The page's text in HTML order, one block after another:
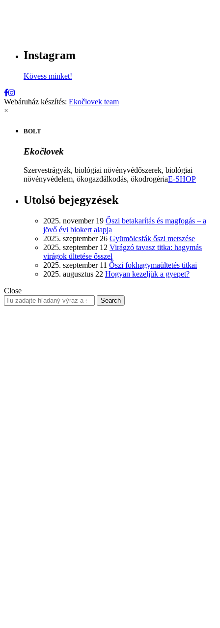
Instagram
Kövess minket!
Webáruház készítés: Ekočlovek team
×
BOLT
Ekočlovek
Szervestrágyák, biológiai növényvédőszerek, biológiai
növényvédelem, ökogazdálkodás, ökodrogériaE-SHOP
Utolsó bejegyzések
2025. november 19 Őszi betakarítás és magfogás – a
jövő évi biokert alapja
2025. szeptember 26 Gyümölcsfák őszi metszése
2025. szeptember 12 Virágzó tavasz titka: hagymás
virágok ültetése ősszel
2025. szeptember 11 Őszi fokhagymaültetés titkai
2025. augusztus 22 Hogyan kezeljük a gyepet?
Close